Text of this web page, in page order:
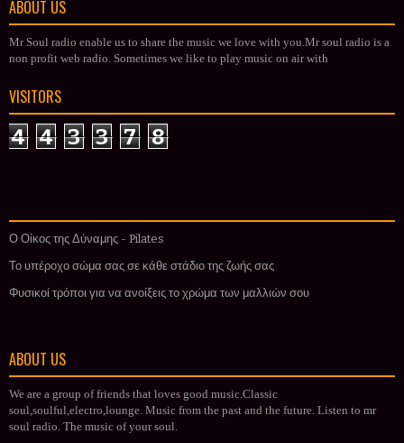
ABOUT US
Mr Soul radio enable us to share the music we love with you.Mr soul radio is a
non profit web radio. Sometimes we like to play music on air with
VISITORS
4 4 3 3 7 8
Ο Οίκος της Δύναμης - Pilates
Το υπέροχο σώμα σας σε κάθε στάδιο της ζωής σας
Φυσικοί τρόποι για να ανοίξεις το χρώμα των μαλλιών σου
ABOUT US
We are a group of friends that loves good music.Classic
soul,soulful,electro,lounge. Music from the past and the future. Listen to mr
soul radio. The music of your soul.